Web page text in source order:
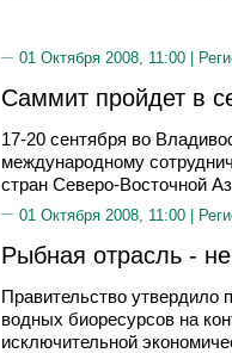
01 Октября 2008, 11:00 |
Саммит пройдет в
17-20 сентября во
международному
стран Северо-Восточной
01 Октября 2008, 11:00 |
Рыбная отрасль -
Правительство утвердило
водных биоресурсов на
исключительной